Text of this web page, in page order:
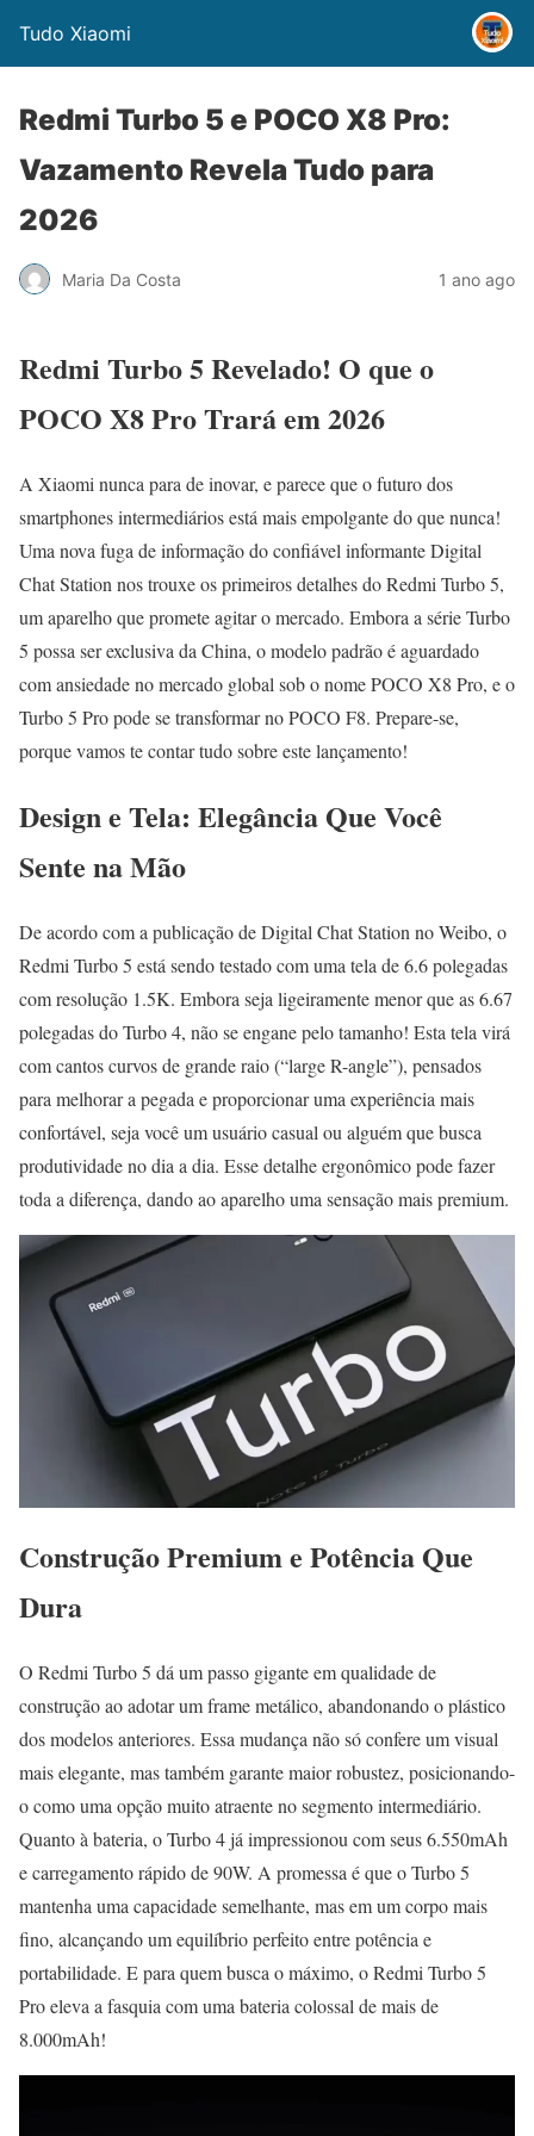
Tudo Xiaomi
Redmi Turbo 5 e POCO X8 Pro:
Vazamento Revela Tudo para
2026
Maria Da Costa 1 ano ago
Redmi Turbo 5 Revelado! O que o
POCO X8 Pro Trará em 2026
A Xiaomi nunca para de inovar, e parece que o futuro dos
smartphones intermediários está mais empolgante do que nunca!
Uma nova fuga de informação do confiável informante Digital
Chat Station nos trouxe os primeiros detalhes do Redmi Turbo 5,
um aparelho que promete agitar o mercado. Embora a série Turbo
5 possa ser exclusiva da China, o modelo padrão é aguardado
com ansiedade no mercado global sob o nome POCO X8 Pro, e o
Turbo 5 Pro pode se transformar no POCO F8. Prepare-se,
porque vamos te contar tudo sobre este lançamento!
Design e Tela: Elegância Que Você
Sente na Mão
De acordo com a publicação de Digital Chat Station no Weibo, o
Redmi Turbo 5 está sendo testado com uma tela de 6.6 polegadas
com resolução 1.5K. Embora seja ligeiramente menor que as 6.67
polegadas do Turbo 4, não se engane pelo tamanho! Esta tela virá
com cantos curvos de grande raio (“large R-angle”), pensados
para melhorar a pegada e proporcionar uma experiência mais
confortável, seja você um usuário casual ou alguém que busca
produtividade no dia a dia. Esse detalhe ergonômico pode fazer
toda a diferença, dando ao aparelho uma sensação mais premium.
Construção Premium e Potência Que
Dura
O Redmi Turbo 5 dá um passo gigante em qualidade de
construção ao adotar um frame metálico, abandonando o plástico
dos modelos anteriores. Essa mudança não só confere um visual
mais elegante, mas também garante maior robustez, posicionando-
o como uma opção muito atraente no segmento intermediário.
Quanto à bateria, o Turbo 4 já impressionou com seus 6.550mAh
e carregamento rápido de 90W. A promessa é que o Turbo 5
mantenha uma capacidade semelhante, mas em um corpo mais
fino, alcançando um equilíbrio perfeito entre potência e
portabilidade. E para quem busca o máximo, o Redmi Turbo 5
Pro eleva a fasquia com uma bateria colossal de mais de
8.000mAh!